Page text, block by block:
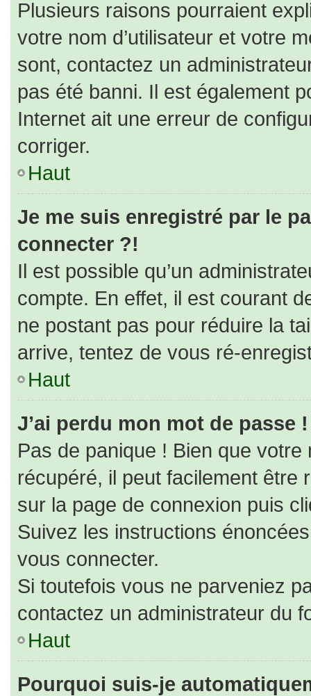
Plusieurs raisons pourraient
votre nom d’utilisateur et votre
sont, contactez un
pas été banni. Il est également
Internet ait une erreur de
corriger.
Haut
Je me suis enregistré par le
connecter ?!
Il est possible qu’un
compte. En effet, il est courant
ne postant pas pour réduire la
arrive, tentez de vous ré-
Haut
J’ai perdu mon mot de passe !
Pas de panique ! Bien que
récupéré, il peut facilement être
sur la page de connexion puis
Suivez les instructions
vous connecter.
Si toutefois vous ne parveniez
contactez un administrateur du
Haut
Pourquoi suis-je